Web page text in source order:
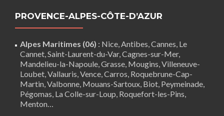
PROVENCE-ALPES-CÔTE-D’AZUR
Alpes Maritimes (06) : Nice,Antibes,Cannes, Le
Cannet,Saint-Laurent-du-Var,Cagnes-sur-Mer,
Mandelieu-la-Napoule,Grasse, Mougins,Villeneuve-
Loubet,Vallauris,Vence,Carros, Roquebrune-Cap-
Martin,Valbonne, Mouans-Sartoux, Biot, Peymeinade,
Pégomas, La Colle-sur-Loup, Roquefort-les-Pins,
Menton…